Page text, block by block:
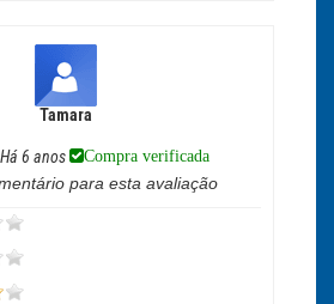
Tamara
Há 6 anos Compra verificada
para esta avaliação